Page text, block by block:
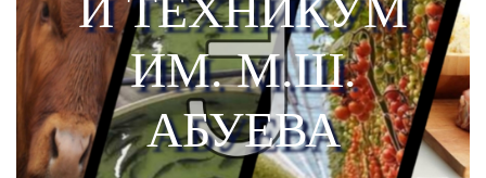
ИМ. М.Ш.
АБУЕВА